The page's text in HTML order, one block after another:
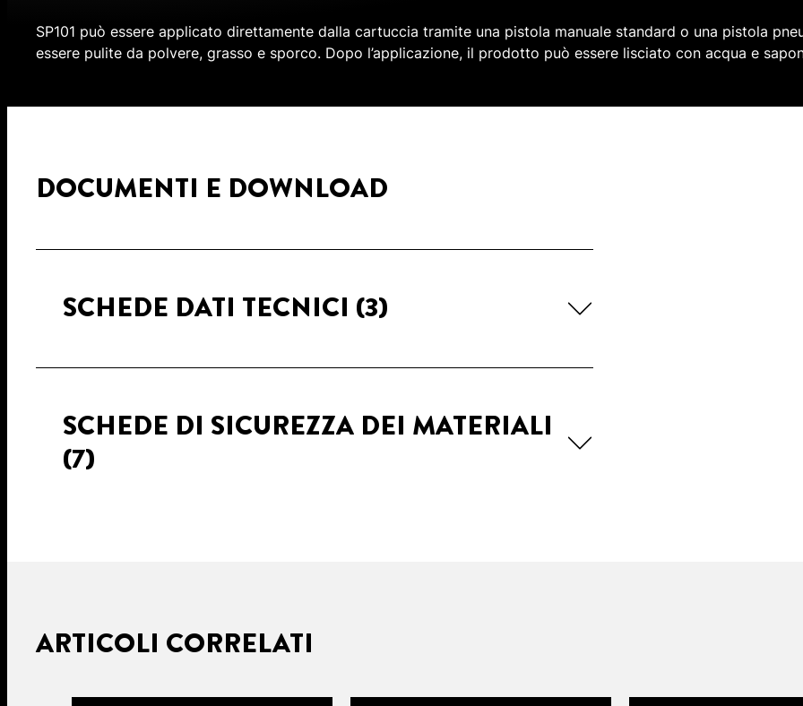
SP101 può essere applicato direttamente dalla cartuccia tramite una pistola manuale standard o una pistola
essere pulite da polvere, grasso e sporco. Dopo l’applicazione, il prodotto può essere lisciato con acqua e
DOCUMENTI E DOWNLOAD
SCHEDE DATI TECNICI (3)
SCHEDE DI SICUREZZA DEI MATERIALI
(7)
ARTICOLI CORRELATI